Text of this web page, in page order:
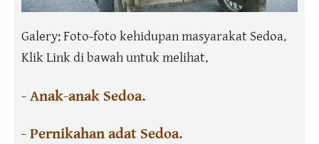
Galery: Foto-foto kehidupan masyarakat Sedoa.
Klik Link di bawah untuk melihat.
- Anak-anak Sedoa.
- Pernikahan adat Sedoa.